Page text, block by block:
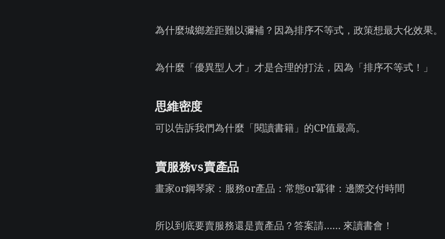
為什麼城鄉差距難以彌補？因為排序不等式，政策想最大化效果。
為什麼「優異型人才」才是合理的打法，因為「排序不等式！」
思維密度
可以告訴我們為什麼「閱讀書籍」的CP值最高。
賣服務vs賣產品
畫家or鋼琴家：服務or產品：常態or冪律：邊際交付時間
所以到底要賣服務還是賣產品？答案請…… 來讀書會！